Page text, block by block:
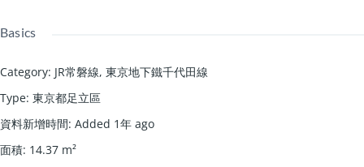
Basics
Category: JR常磐線, 東京地下鐵千代田線
Type: 東京都足立區
資料新增時間: Added 1年 ago
面積: 14.37 m²